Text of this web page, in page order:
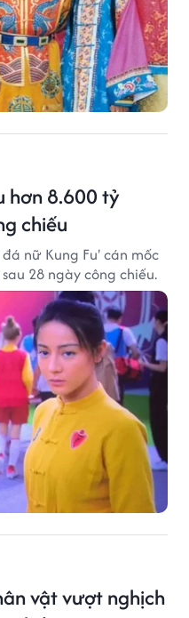
hơn 8.600 tỷ
chiếu
nữ Kung Fu' cán mốc
28 ngày công chiếu.
vật vượt nghịch